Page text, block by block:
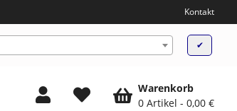
Kontakt
✔
Warenkorb
0 Artikel
0,00 €